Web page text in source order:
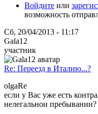
Войдите или
возможность
Сб, 20/04/2013 - 11:17
Gala12
участник
Re: Переезд в Италию...?
olgaRe
если у Вас уже есть
нелегальнои пребывании?